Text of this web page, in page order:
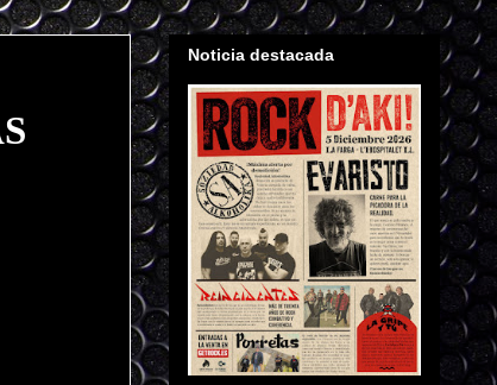
Noticia destacada